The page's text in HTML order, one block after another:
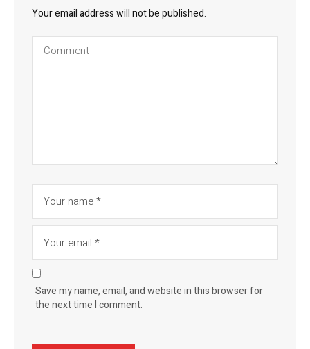
Your email address will not be published.
Save my name, email, and website in this browser for
the next time I comment.